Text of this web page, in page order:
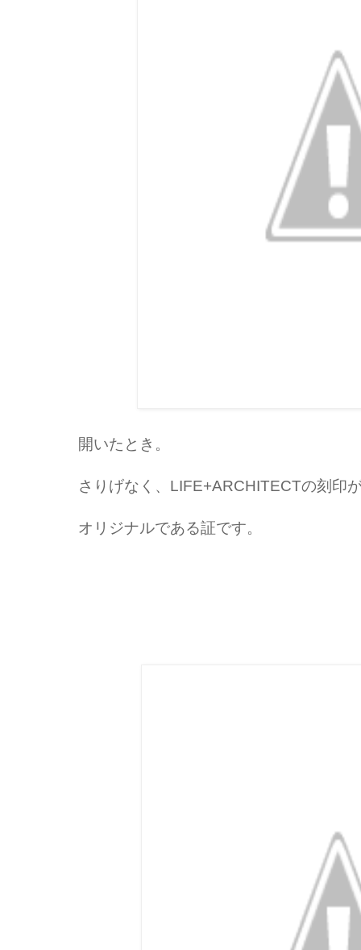
開いたとき。
さりげなく、LIFE+ARCHITECTの刻印
オリジナルである証です。